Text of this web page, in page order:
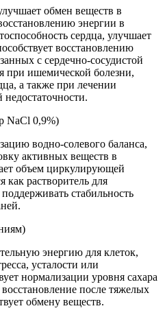
обмен веществ в
энергии в
сердца, улучшает
восстановлению
с сердечно-сосудистой
при ишемической болезни,
а также при лечении
недостаточности.
NaCl 0,9%)
водно-солевого баланса,
активных веществ в
объем циркулирующей
как растворитель для
стабильность
энергию для клеток,
усталости или
нормализации уровня сахара
после тяжелых
обмену веществ.